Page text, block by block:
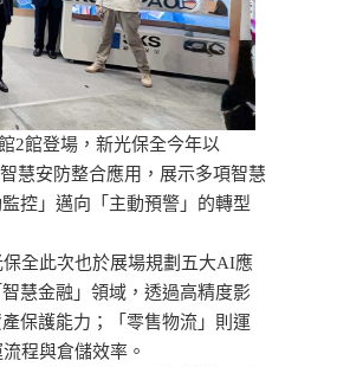
2館登場，新光保全今年以
智慧安防整合應用，展示多項智慧
控」邁向「主動預警」的轉型
全此次也於展場規劃五大AI應
慧金融」領域，透過高精度影
保護能力；「零售物流」則運
程與倉儲效率。